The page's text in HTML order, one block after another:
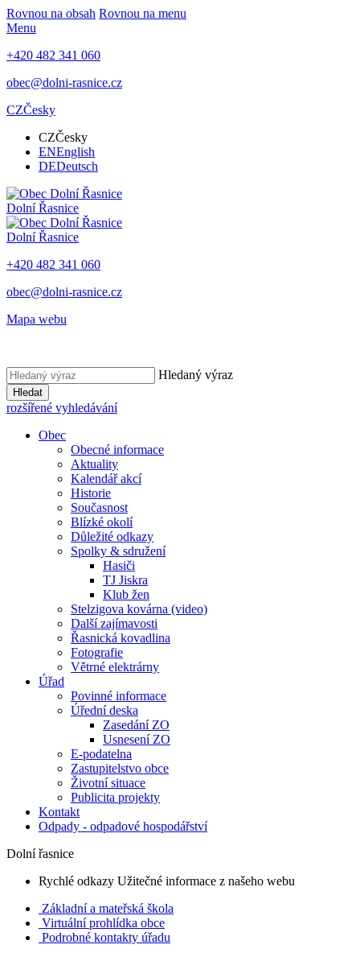
Rovnou na obsah Rovnou na menu
Menu
+420 482 341 060
obec@dolni-rasnice.cz
CZČesky
CZČesky
ENEnglish
DEDeutsch
Dolní Řasnice
Dolní Řasnice
+420 482 341 060
obec@dolni-rasnice.cz
Mapa webu
Hledaný výraz
Hledat
rozšířené vyhledávání
Obec
Obecné informace
Aktuality
Kalendář akcí
Historie
Současnost
Blízké okolí
Důležité odkazy
Spolky & sdružení
Hasiči
TJ Jiskra
Klub žen
Stelzigova kovárna (video)
Další zajímavosti
Řasnická kovadlina
Fotografie
Větrné elektrárny
Úřad
Povinné informace
Úřední deska
Zasedání ZO
Usnesení ZO
E-podatelna
Zastupitelstvo obce
Životní situace
Publicita projekty
Kontakt
Odpady - odpadové hospodářství
Dolní řasnice
Rychlé odkazy Užitečné informace z našeho webu
Základní a mateřská škola
Virtuální prohlídka obce
Podrobné kontakty úřadu